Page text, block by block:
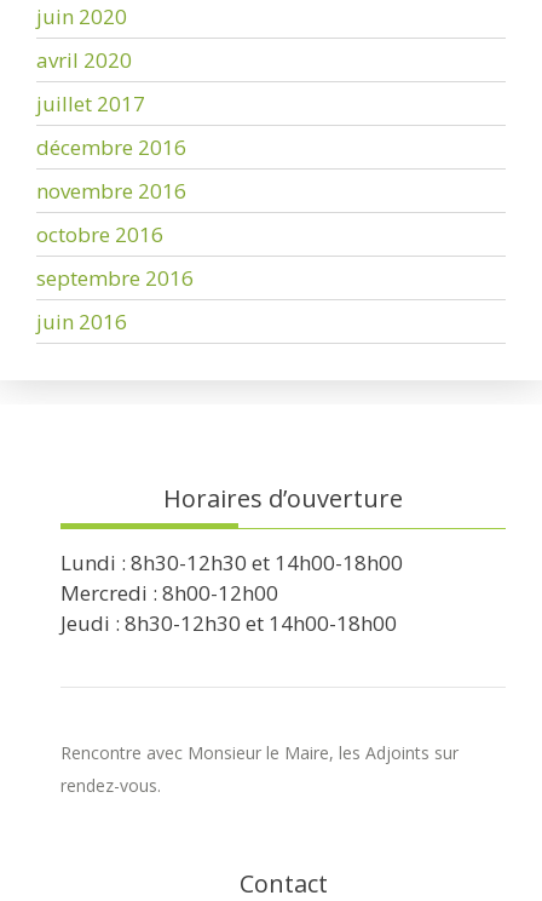
juin 2020
avril 2020
juillet 2017
décembre 2016
novembre 2016
octobre 2016
septembre 2016
juin 2016
Horaires d’ouverture
Lundi : 8h30-12h30 et 14h00-18h00
Mercredi : 8h00-12h00
Jeudi : 8h30-12h30 et 14h00-18h00
Rencontre avec Monsieur le Maire, les Adjoints sur
rendez-vous.
Contact